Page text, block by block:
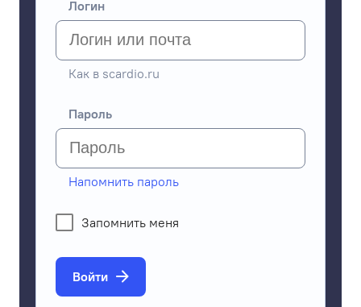
Логин
Как в scardio.ru
Пароль
Напомнить пароль
Запомнить меня
Войти